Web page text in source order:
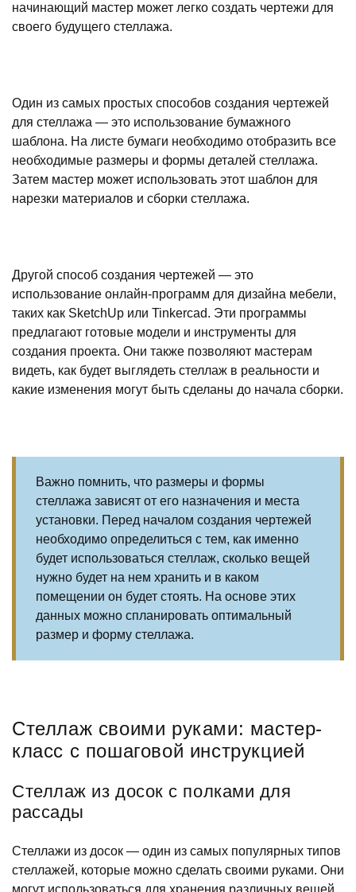
начинающий мастер может легко создать чертежи для
своего будущего стеллажа.
Один из самых простых способов создания чертежей
для стеллажа — это использование бумажного
шаблона. На листе бумаги необходимо отобразить все
необходимые размеры и формы деталей стеллажа.
Затем мастер может использовать этот шаблон для
нарезки материалов и сборки стеллажа.
Другой способ создания чертежей — это
использование онлайн-программ для дизайна мебели,
таких как SketchUp или Tinkercad. Эти программы
предлагают готовые модели и инструменты для
создания проекта. Они также позволяют мастерам
видеть, как будет выглядеть стеллаж в реальности и
какие изменения могут быть сделаны до начала сборки.
Важно помнить, что размеры и формы
стеллажа зависят от его назначения и места
установки. Перед началом создания чертежей
необходимо определиться с тем, как именно
будет использоваться стеллаж, сколько вещей
нужно будет на нем хранить и в каком
помещении он будет стоять. На основе этих
данных можно спланировать оптимальный
размер и форму стеллажа.
Стеллаж своими руками: мастер-
класс с пошаговой инструкцией
Стеллаж из досок с полками для
рассады
Стеллажи из досок — один из самых популярных типов
стеллажей, которые можно сделать своими руками. Они
могут использоваться для хранения различных вещей,